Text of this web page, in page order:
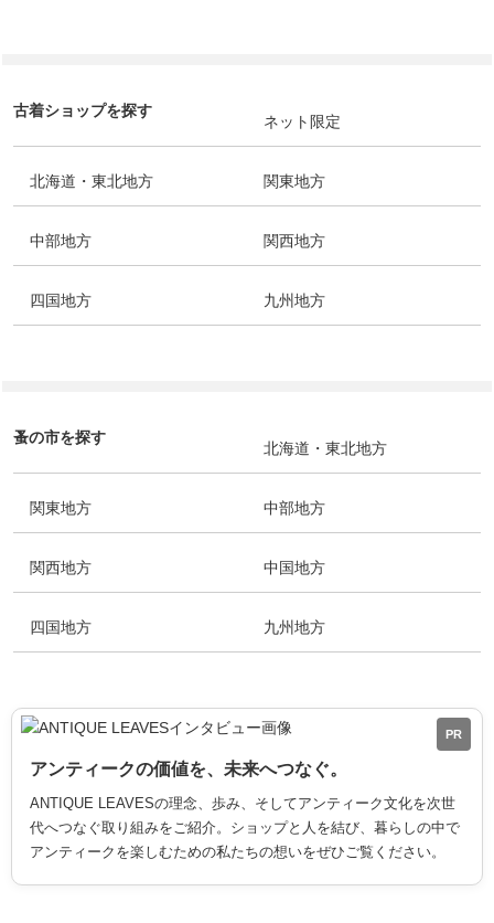
古着ショップを探す
ネット限定
北海道・東北地方 関東地方
中部地方 関西地方
四国地方 九州地方
蚤の市を探す
北海道・東北地方
関東地方 中部地方
関西地方 中国地方
四国地方 九州地方
PR
アンティークの価値を、未来へつなぐ。
ANTIQUE LEAVESの理念、歩み、そしてアンティーク文化を次世
代へつなぐ取り組みをご紹介。ショップと人を結び、暮らしの中で
アンティークを楽しむための私たちの想いをぜひご覧ください。